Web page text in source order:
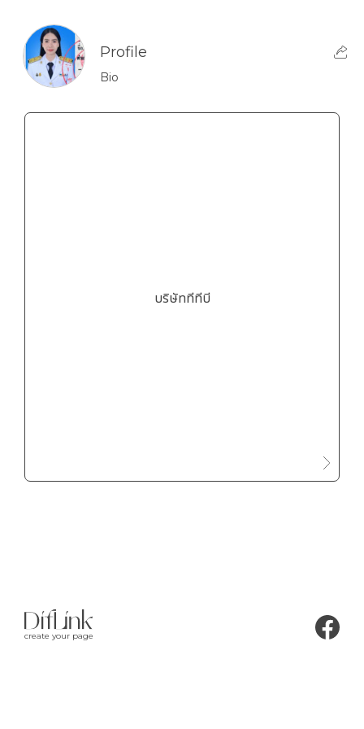
Profile
Bio
บริษัททีทีบี
create your page